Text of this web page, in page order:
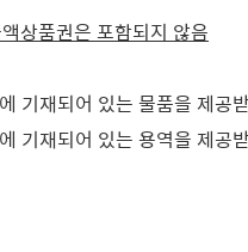
상품권은 포함되지 않음
기재되어 있는 물품을 제공
기재되어 있는 용역을 제공